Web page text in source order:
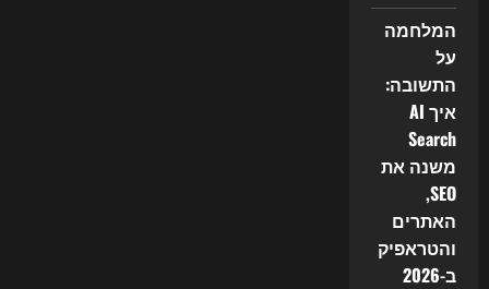
המלחמה
על
התשובה:
איך AI
Search
משנה את
SEO,
האתרים
והטראפיק
ב-2026